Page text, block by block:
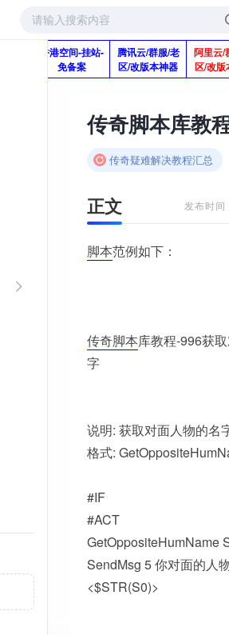
香港空间-挂站-
免备案
腾讯云/群服/老
区/改版本神器
阿里云/
区/改版
传奇疑难解决教程汇总
正文 发布时
脚本范例如下：
传奇脚本库教程-996获
字
说明: 获取对面人物的名
格式:
#IF
#ACT
GetOppositeHumName
SendMsg 5 你对面的人
<$STR(S0)>